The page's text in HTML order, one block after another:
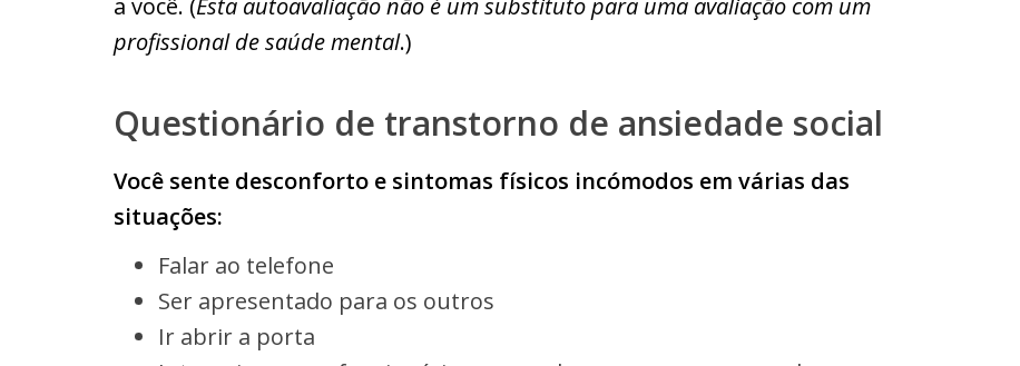
a você. (Esta autoavaliação não é um substituto para uma avaliação com um
profissional de saúde mental.)
Questionário de transtorno de ansiedade social
Você sente desconforto e sintomas físicos incómodos em várias das
situações:
Falar ao telefone
Ser apresentado para os outros
Ir abrir a porta